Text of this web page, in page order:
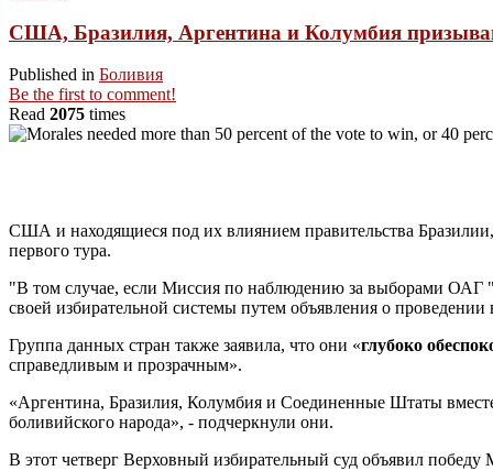
США, Бразилия, Аргентина и Колумбия
Published in Боливия
Be the first to comment!
Read 2075 times
США и находящиеся под их влиянием правительства
первого тура.
"В том случае, если Миссия по наблюдению за выборами ОАГ
своей избирательной системы путем объявления о
Группа данных стран также заявила, что они «глубоко
справедливым и прозрачным».
«Аргентина, Бразилия, Колумбия и Соединенные Штаты
боливийского народа», - подчеркнули они.
В этот четверг Верховный избирательный суд объявил победу